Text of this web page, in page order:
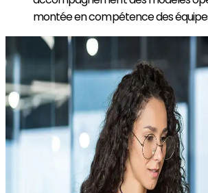
montée en compétence des